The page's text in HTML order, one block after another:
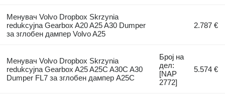
Менувач Volvo Dropbox Skrzynia
redukcyjna Gearbox A20 A25 A30 Dumper
за зглобен дампер Volvo A25
2.787 €
Менувач Volvo Dropbox Skrzynia
redukcyjna Gearbox A25 A25C A30C A30
Dumper FL7 за зглобен дампер A25C
Број на
дел:
[NAP
2772]
5.574 €